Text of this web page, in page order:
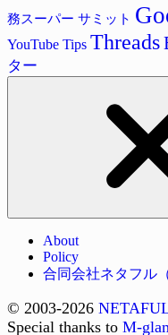
務スーパー サミット
YouTube Tips Threads
ター
About
Policy
合同会社ネタフル
© 2003-2026
Special thanks to M-